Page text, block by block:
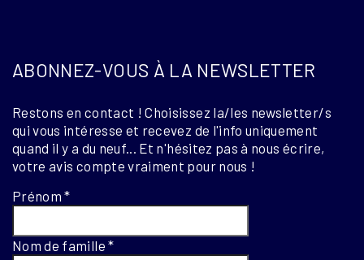
ABONNEZ-VOUS À LA NEWSLETTER
Restons en contact ! Choisissez la/les newsletter/s
qui vous intéresse et recevez de l'info uniquement
quand il y a du neuf... Et n'hésitez pas à nous écrire,
votre avis compte vraiment pour nous !
Prénom*
Nom de famille*